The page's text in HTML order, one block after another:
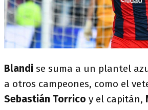
Blandi se suma a un plantel
a otros campeones, como el
Sebastián Torrico y el capitán,